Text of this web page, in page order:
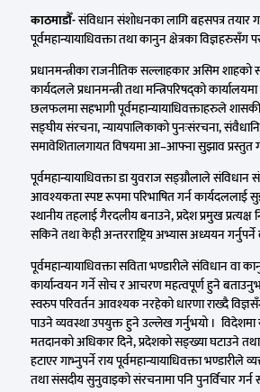
काठमाडौँ-संविधान संशोधनका लागि बहसपत्र
पूर्वमहान्यायाधिवक्ता तथा कानुन क्षेत्रका विज्ञहरुसँग
प्रधानमन्त्रीका राजनीतिक सल्लाहकार असिम
कार्यदलले प्रधानमन्त्री तथा मन्त्रिपरिषद्को
छलफलमा सहभागी पूर्वमहान्यायाधिवक्ताहरुले
सङ्घीय संरचना, न्यायपालिकाको पुनःसंरचना,
समावेशितालगायत विषयमा आ–आफ्ना सुझाव प्रस्तुत
पूर्वमहान्यायाधिवक्ता डा युवराज सङ्ग्रौलाले संविधान
आवश्यकता स्पष्ट रूपमा परिभाषित गर्न कार्यदललाई
स्थानीय तहलाई गैरदलीय बनाउने, प्रदेश प्रमुख प्रत्यक्ष
सकिने तथा केही अन्तरराष्ट्रिय अभ्यास अध्ययन
पूर्वमहान्यायाधिवक्ता सविता भण्डारीले संविधान वा
कार्यान्वयन गर्ने सोच र आचरण महत्वपूर्ण हुने
स्वरुप परिवर्तन आवश्यक नरहेको धारणा राख्दै
पाउने व्यवस्था उपयुक्त हुने उल्लेख गर्नुभयो । विदेशमा
मतदानको अधिकार दिने, प्रदेशको सङ्ख्या घटाउने तथा
हटाएर गाभ्नुपर्ने राय पूर्वमहान्यायाधिवक्ता भण्डारीले
तथा संसदीय सुनुवाइको संरचनामा पनि पुनर्विचार गर्न